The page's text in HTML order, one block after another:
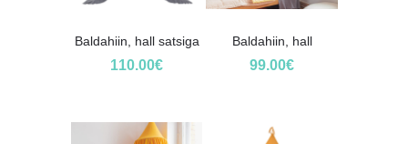
Baldahiin, hall satsiga
110.00€
Baldahiin, hall
99.00€